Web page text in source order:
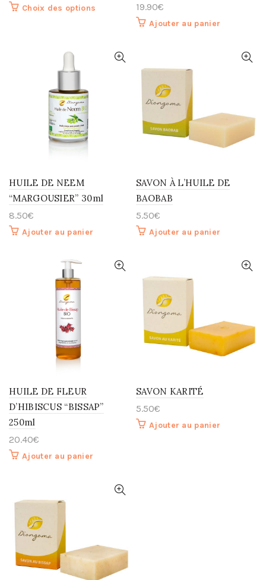
Choix des options
19.90€
Ajouter au panier
HUILE DE NEEM
“MARGOUSIER” 30ml
8.50€
Ajouter au panier
SAVON À L’HUILE DE
BAOBAB
5.50€
Ajouter au panier
HUILE DE FLEUR
D’HIBISCUS “BISSAP”
250ml
20.40€
Ajouter au panier
SAVON KARITÉ
5.50€
Ajouter au panier